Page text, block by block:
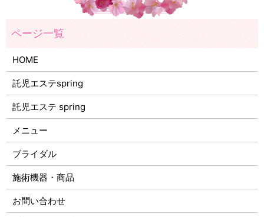
HOME
託児エステspring
託児エステ spring
メニュー
ブライダル
施術機器・商品
お問い合わせ